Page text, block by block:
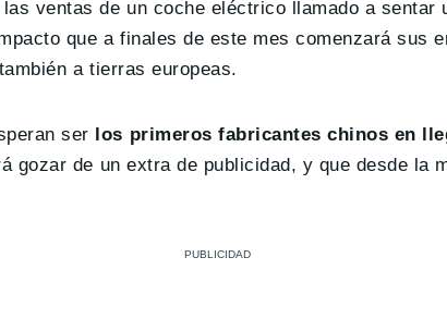
ventas de un coche eléctrico llamado a sentar
que a finales de este mes comenzará sus
a tierras europeas.
ser los primeros fabricantes chinos en
gozar de un extra de publicidad, y que desde la